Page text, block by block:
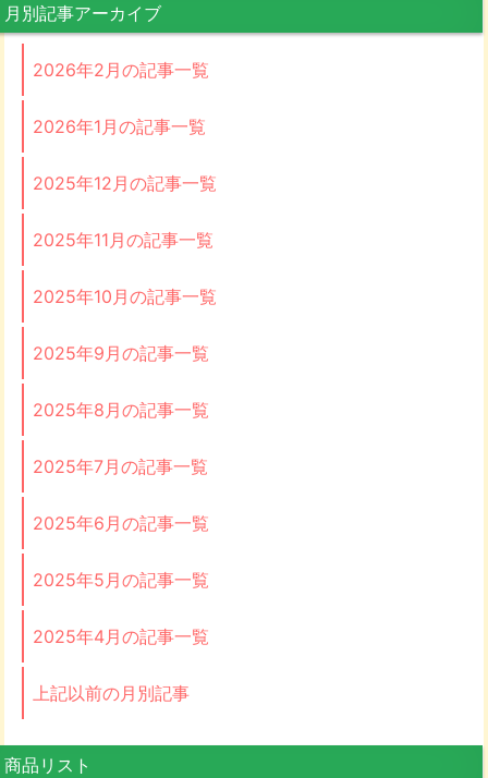
月別記事アーカイブ
2026年2月の記事一覧
2026年1月の記事一覧
2025年12月の記事一覧
2025年11月の記事一覧
2025年10月の記事一覧
2025年9月の記事一覧
2025年8月の記事一覧
2025年7月の記事一覧
2025年6月の記事一覧
2025年5月の記事一覧
2025年4月の記事一覧
上記以前の月別記事
商品リスト